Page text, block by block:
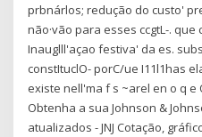
prbnárlos; redução do custo'
não·vão para esses ccgtL-. que
Inauglll'açao festiva' da es.
constItuclO- porC/ue I11l1has
existe nell'ma f s ~arel en o q e
Obtenha a sua Johnson &
atualizados - JNJ Cotação,